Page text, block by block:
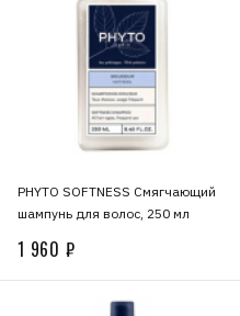
PHYTO SOFTNESS Смягчающий
шампунь для волос, 250 мл
1 960 ₽